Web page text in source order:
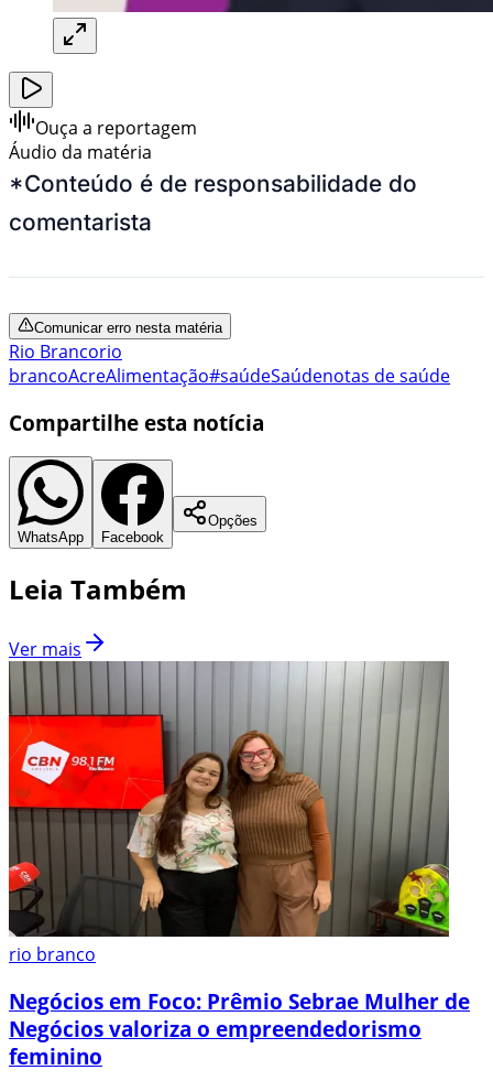
Ouça a reportagem
Áudio da matéria
*Conteúdo é de responsabilidade do
comentarista
Comunicar erro nesta matéria
Rio Brancorio
brancoAcreAlimentação#saúdeSaúdenotas de saúde
Compartilhe esta notícia
WhatsApp Facebook
Opções
Leia Também
Ver mais
rio branco
Negócios em Foco: Prêmio Sebrae Mulher de
Negócios valoriza o empreendedorismo
feminino